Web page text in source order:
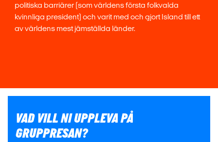
politiska barriärer (som världens första folkvalda
kvinnliga president) och varit med och gjort Island till ett
av världens mest jämställda länder.
VAD VILL NI UPPLEVA PÅ
GRUPPRESAN?